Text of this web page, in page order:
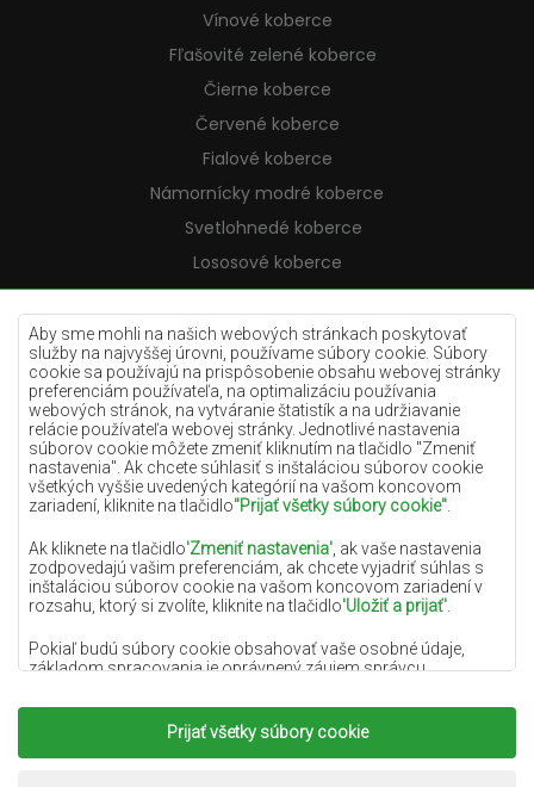
Aby sme mohli na našich webových stránkach poskytovať
služby na najvyššej úrovni, používame súbory cookie. Súbory
cookie sa používajú na prispôsobenie obsahu webovej stránky
preferenciám používateľa, na optimalizáciu používania
webových stránok, na vytváranie štatistík a na udržiavanie
relácie používateľa webovej stránky. Jednotlivé nastavenia
súborov cookie môžete zmeniť kliknutím na tlačidlo "Zmeniť
nastavenia". Ak chcete súhlasiť s inštaláciou súborov cookie
všetkých vyššie uvedených kategórií na vašom koncovom
zariadení, kliknite na tlačidlo"Prijať všetky súbory cookie"
Ak kliknete na tlačidlo'Zmeniť nastavenia' , ak vaše nastavenia
zodpovedajú vašim preferenciám, ak chcete vyjadriť súhlas s
inštaláciou súborov cookie na vašom koncovom zariadení v
rozsahu, ktorý si zvolíte, kliknite na tlačidlo'Uložiť a prijať'
Pokiaľ budú súbory cookie obsahovať vaše osobné údaje,
základom spracovania je oprávnený záujem správcu
podobe poskytovania vysokokvalitných služieb na našej
webovej stránke a marketingových aktivít správcu osobných
údajov a jeho dôveryhodných partnerov.
Prijať všetky súbory cookie
Vínové koberce
Fľašovité zelené koberce
Čierne koberce
Červené koberce
Fialové koberce
Námornícky modré koberce
Svetlohnedé koberce
Lososové koberce
Krémové koberce
Lilac koberce
Žlté koberce
Mätové koberce
Modré koberce
Oranžové koberce
Ružové koberce
Šedé koberce
Terakotové koberce
Zelené koberce
Zlaté koberce
Copyright 2022Koberce Chemex.Všetky práva